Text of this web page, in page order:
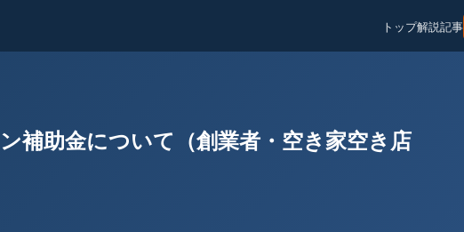
トップ解説記事
補助金について（創業者・空き家空き店